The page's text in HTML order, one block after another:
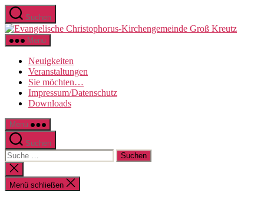
Direkt
zum
Inhalt
wechseln
Suchen
Menü
Neuigkeiten
Veranstaltungen
Sie möchten…
Impressum/Datenschutz
Downloads
Menü
Suchen
Suche
nach:
Suche
schließen
Menü schließen